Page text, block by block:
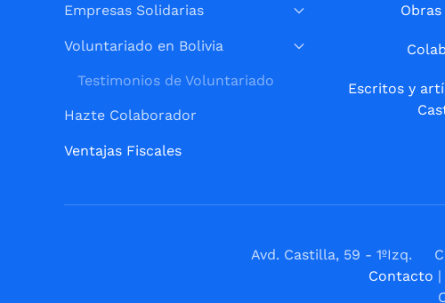
Empresas Solidarias
Voluntariado en Bolivia
Testimonios de Voluntariado
Hazte Colaborador
Ventajas Fiscales
Escritos y
Avd. Castilla, 59 - 1ºIzq.
Contacto |